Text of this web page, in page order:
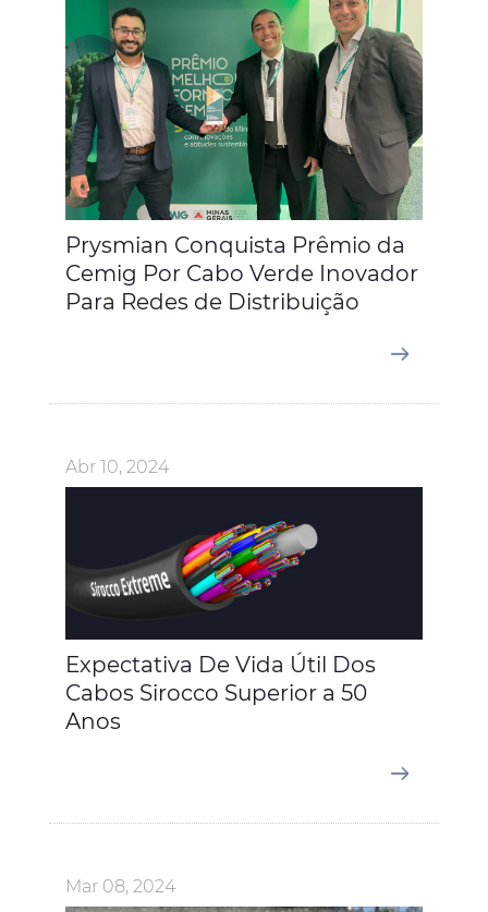
Prysmian Conquista Prêmio da
Cemig Por Cabo Verde Inovador
Para Redes de Distribuição
Abr 10, 2024
Expectativa De Vida Útil Dos
Cabos Sirocco Superior a 50
Anos
Mar 08, 2024